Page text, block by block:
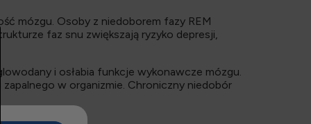
mózgu. Osoby z niedoborem fazy REM
faz snu zwiększają ryzyko depresji,
i osłabia funkcje wykonawcze mózgu.
w organizmie. Chroniczny niedobór